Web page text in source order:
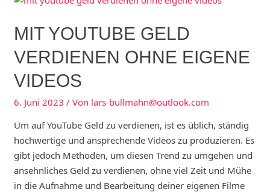
MIT YOUTUBE GELD
VERDIENEN OHNE EIGENE
VIDEOS
6. Juni 2023 / Von lars-bullmahn@outlook.com
Um auf YouTube Geld zu verdienen, ist es üblich, ständig
hochwertige und ansprechende Videos zu produzieren. Es
gibt jedoch Methoden, um diesen Trend zu umgehen und
ansehnliches Geld zu verdienen, ohne viel Zeit und Mühe
in die Aufnahme und Bearbeitung deiner eigenen Filme